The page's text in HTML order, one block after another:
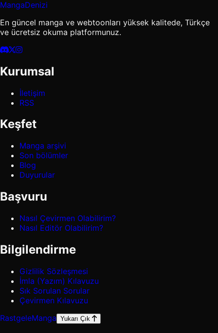
MangaDenizi
En güncel manga ve webtoonları yüksek kalitede, Türkçe
ve ücretsiz okuma platformunuz.
Kurumsal
İletişim
RSS
Keşfet
Manga arşivi
Son bölümler
Blog
Duyurular
Başvuru
Nasıl Çevirmen Olabilirim?
Nasıl Editör Olabilirim?
Bilgilendirme
Gizlilik Sözleşmesi
İmla (Yazım) Kılavuzu
Sık Sorulan Sorular
Çevirmen Kılavuzu
RastgeleManga Yukarı Çık